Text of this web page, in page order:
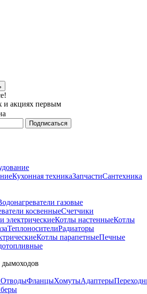
и акциях первым
Кухонная техникаЗапчастиСантехника
газовые
косвенныеСчетчики
электрическиеКотлы настенныеКотлы
ТеплоносителиРадиаторы
Котлы парапетныеПечные
дымоходов
ОтводыФланцыХомутыАдаптеры